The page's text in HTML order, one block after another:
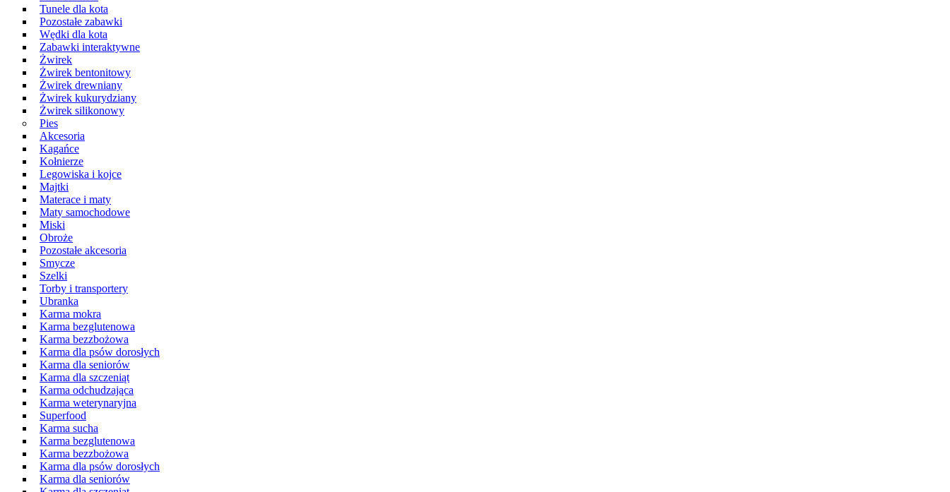
Tunele dla kota
Pozostałe zabawki
Wędki dla kota
Zabawki interaktywne
Żwirek
Żwirek bentonitowy
Żwirek drewniany
Żwirek kukurydziany
Żwirek silikonowy
Pies
Akcesoria
Kagańce
Kołnierze
Legowiska i kojce
Majtki
Materace i maty
Maty samochodowe
Miski
Obroże
Pozostałe akcesoria
Smycze
Szelki
Torby i transportery
Ubranka
Karma mokra
Karma bezglutenowa
Karma bezzbożowa
Karma dla psów dorosłych
Karma dla seniorów
Karma dla szczeniąt
Karma odchudzająca
Karma weterynaryjna
Superfood
Karma sucha
Karma bezglutenowa
Karma bezzbożowa
Karma dla psów dorosłych
Karma dla seniorów